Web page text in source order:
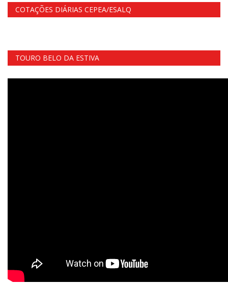
COTAÇÕES DIÁRIAS CEPEA/ESALQ
TOURO BELO DA ESTIVA